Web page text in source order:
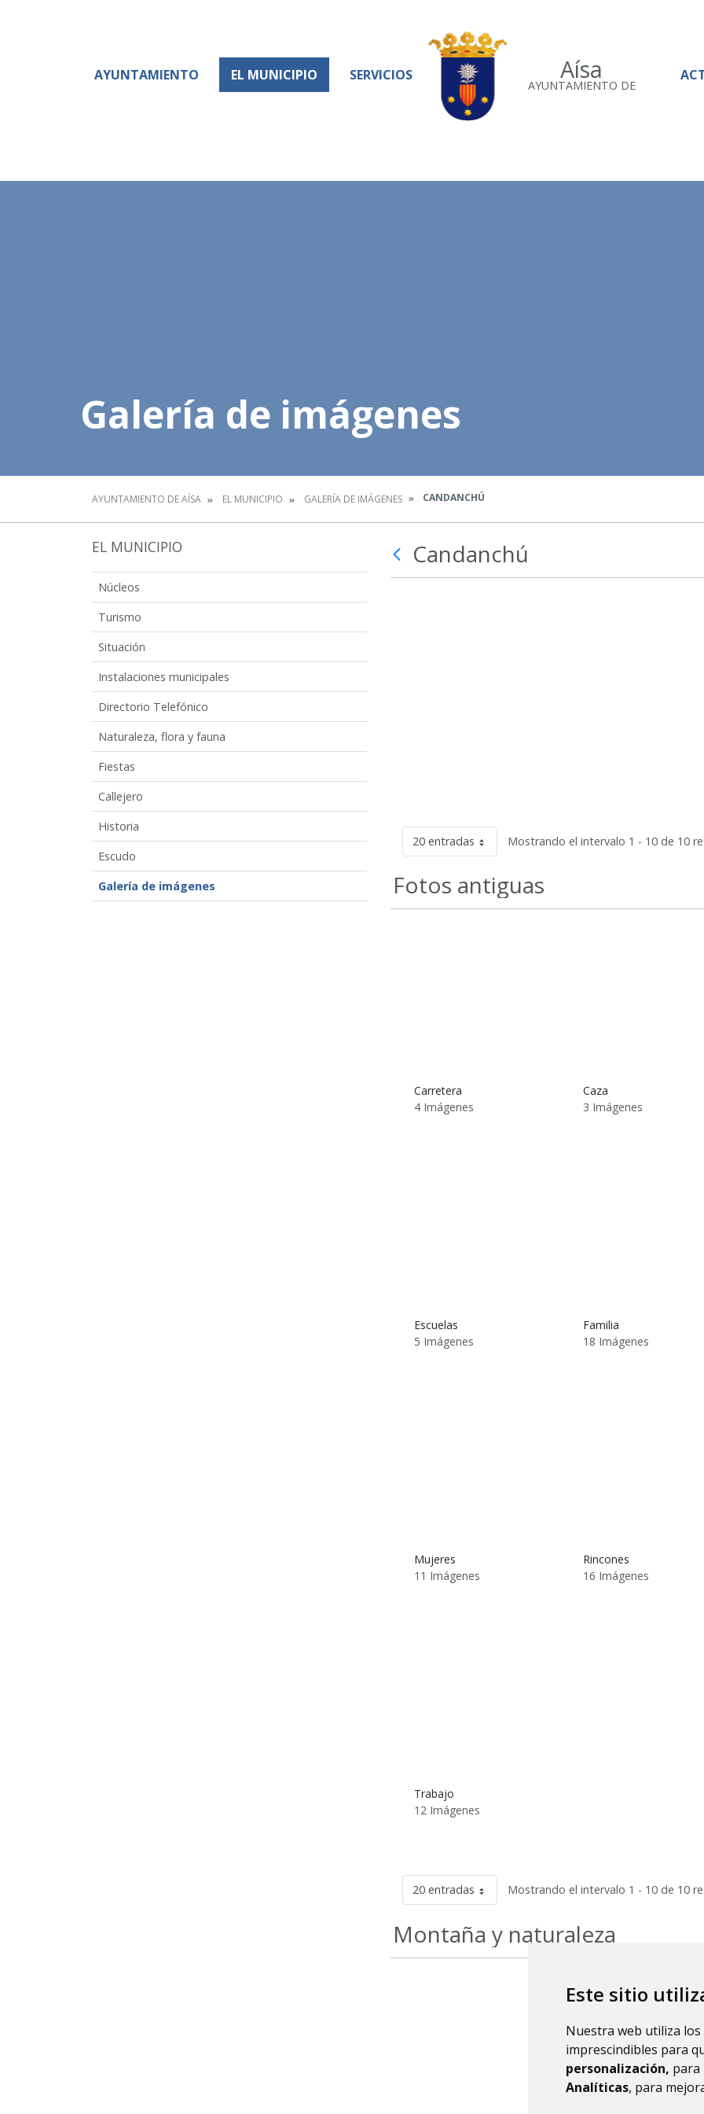
Este sitio
Nuestra web utiliza
imprescindibles para
personalización, para
Analíticas, para
Aísa
AYUNTAMIENTO DE
AYUNTAMIENTO EL MUNICIPIO SERVICIOS
Galería de imágenes
AYUNTAMIENTO DE AÍSA EL MUNICIPIO GALERÍA DE IMÁGENES CANDANCHÚ
EL MUNICIPIO
Núcleos
Turismo
Situación
Instalaciones municipales
Directorio Telefónico
Naturaleza, flora y fauna
Fiestas
Callejero
Historia
Escudo
Galería de imágenes
Candanchú
20 entradas Mostrando el intervalo 1 - 10 de 10
Fotos antiguas
Carretera
4 Imágenes
Caza
3 Imágenes
Escuelas
5 Imágenes
Familia
18 Imágenes
Mujeres
11 Imágenes
Rincones
16 Imágenes
Trabajo
12 Imágenes
20 entradas Mostrando el intervalo 1 - 10 de 10
Montaña y naturaleza